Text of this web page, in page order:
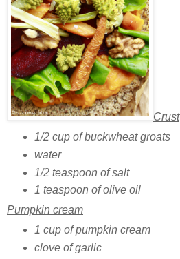
Crust
1/2 cup of buckwheat groats
water
1/2 teaspoon of salt
1 teaspoon of olive oil
Pumpkin cream
1 cup of pumpkin cream
clove of garlic